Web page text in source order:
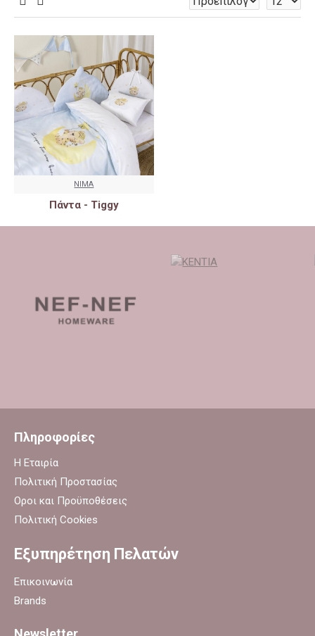
NIMA
Πάντα - Tiggy
Πληροφορίες
Η Εταιρία
Πολιτική Προστασίας
Οροι και Προϋποθέσεις
Πολιτική Cookies
Εξυπηρέτηση Πελατών
Επικοινωνία
Brands